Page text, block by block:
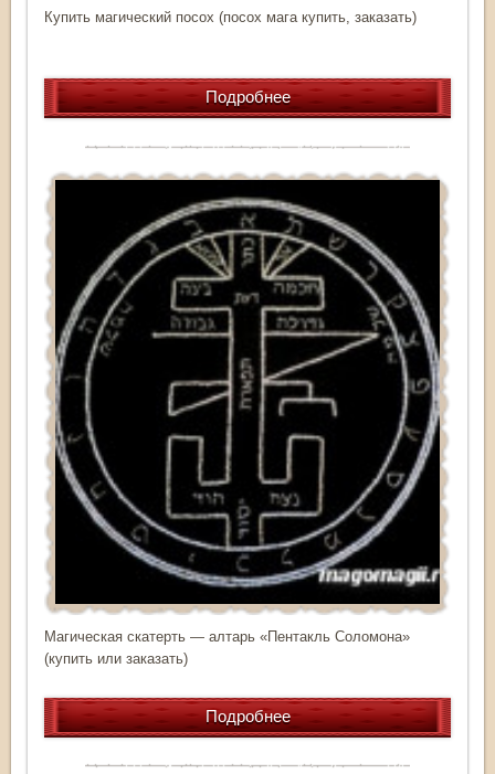
Купить магический посох (посох мага купить, заказать)
Подробнее
Магическая скатерть — алтарь «Пентакль Соломона»
(купить или заказать)
Подробнее